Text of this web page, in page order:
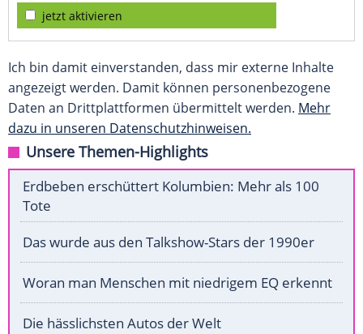
jetzt aktivieren
Ich bin damit einverstanden, dass mir externe Inhalte
angezeigt werden. Damit können personenbezogene
Daten an Drittplattformen übermittelt werden. Mehr
dazu in unseren Datenschutzhinweisen.
Unsere Themen-Highlights
Erdbeben erschüttert Kolumbien: Mehr als 100
Tote
Das wurde aus den Talkshow-Stars der 1990er
Woran man Menschen mit niedrigem EQ erkennt
Die hässlichsten Autos der Welt